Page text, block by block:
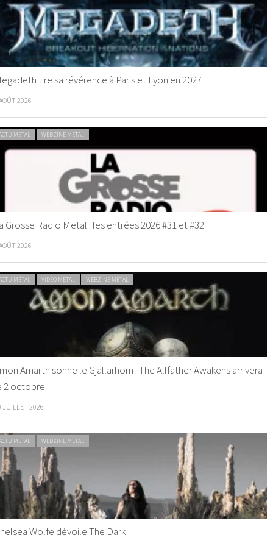
tire sa révérence à Paris et Lyon en 2027
2026
METAL WEBZINE METAL
Grosse Radio Metal : les entrées 2026 #31 et #32
2026
METAL VIDEO METAL WEBZINE METAL
Amarth sonne le Gjallarhorn : The Allfather Awakens arrivera
2 octobre
JUILLET 2026
METAL WEBZINE METAL
Wolfe dévoile The Dark